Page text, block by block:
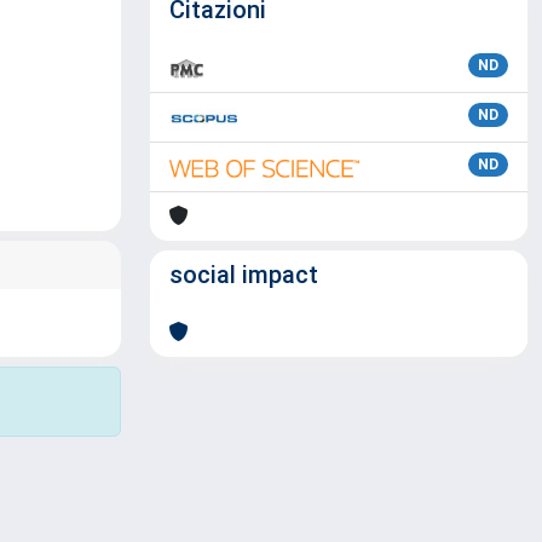
Citazioni
ND
ND
ND
social impact